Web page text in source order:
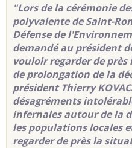
"Lors de la cérémonie
polyvalente de Saint-
Défense de
demandé au président
vouloir regarder de
de prolongation de la
président Thierry
désagréments
infernales autour de la
les populations locales
regarder de près la